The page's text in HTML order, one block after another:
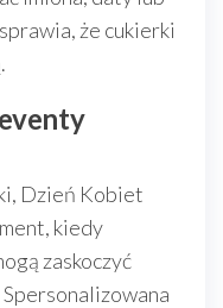
że cukierki
Dzień Kobiet
kiedy
zaskoczyć